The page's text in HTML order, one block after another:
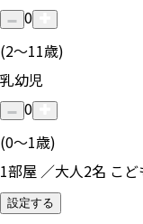
0
(2〜11歳)
乳幼児
0
(0〜1歳)
1部屋 ／大人2名 こ
設定する